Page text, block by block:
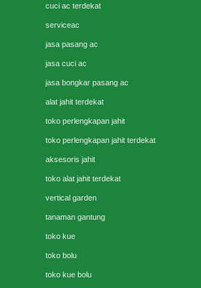
cuci ac terdekat
serviceac
jasa pasang ac
jasa cuci ac
jasa bongkar pasang ac
alat jahit terdekat
toko perlengkapan jahit
toko perlengkapan jahit terdekat
aksesoris jahit
toko alat jahit terdekat
vertical garden
tanaman gantung
toko kue
toko bolu
toko kue bolu